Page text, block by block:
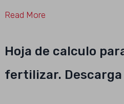
Read More
Hoja de calculo
fertilizar.